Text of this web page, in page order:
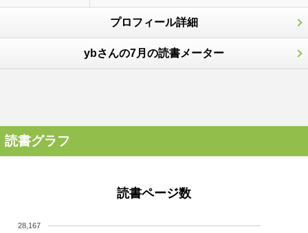
プロフィール詳細
ybさんの7月の読書メーター
読書グラフ
読書ページ数
28,167